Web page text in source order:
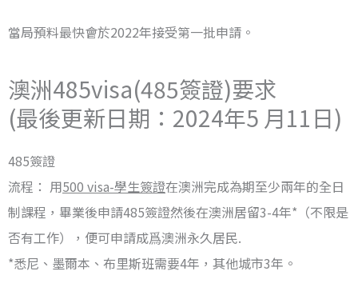
當局預料最快會於2022年接受第一批申請。
澳洲485visa(485簽證)要求
(最後更新日期：2024年5 月11日)
485簽證
流程： 用500 visa-學生簽證在澳洲完成為期至少兩年的全日
制課程，畢業後申請485簽證然後在澳洲居留3-4年*（不限是
否有工作），便可申請成爲澳洲永久居民.
*悉尼、墨爾本、布里斯班需要4年，其他城市3年。